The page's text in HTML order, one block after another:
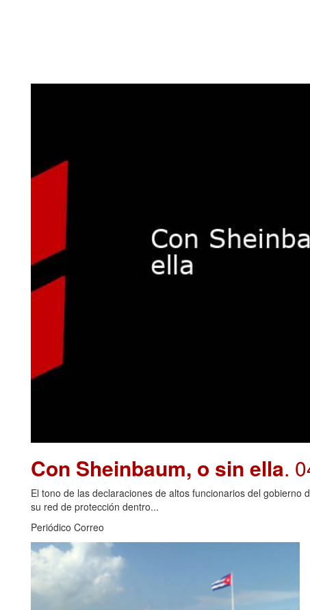
Con Sheinbaum, o sin ella.
El tono de las declaraciones de altos funcionarios del
su red de protección dentro...
Periódico Correo